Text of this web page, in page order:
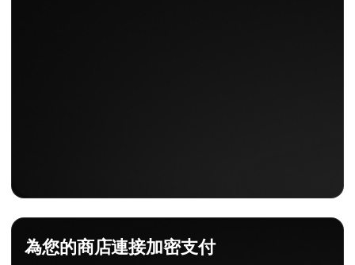
為您的商店連接加密支付